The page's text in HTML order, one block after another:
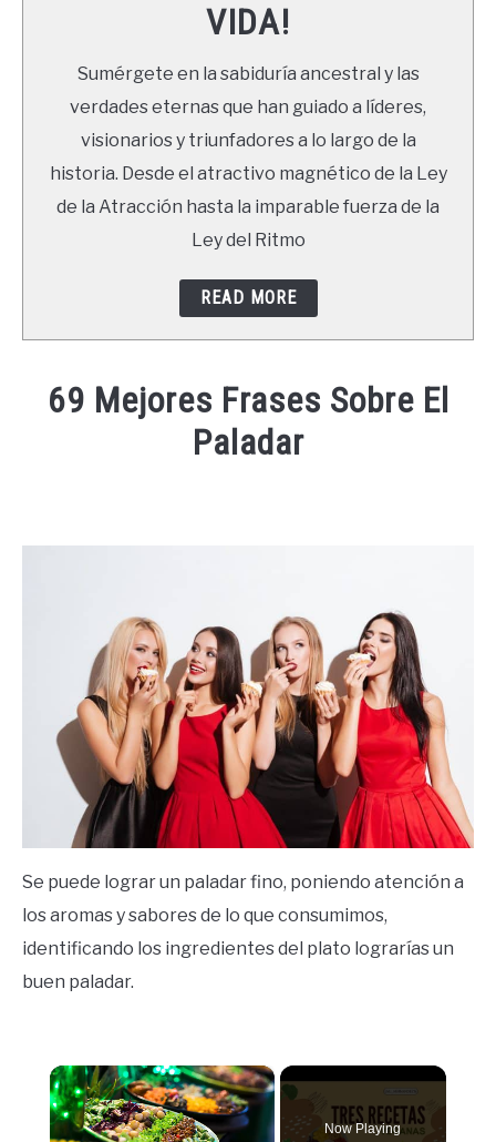
NEWSLETTER
VIDA!
Sumérgete en la sabiduría ancestral y las
verdades eternas que han guiado a líderes,
visionarios y triunfadores a lo largo de la
historia. Desde el atractivo magnético de la Ley
de la Atracción hasta la imparable fuerza de la
Ley del Ritmo
READ MORE
69 Mejores Frases Sobre El
Paladar
Se puede lograr un paladar fino, poniendo atención a
los aromas y sabores de lo que consumimos,
identificando los ingredientes del plato lograrías un
buen paladar.
×
Now Playing